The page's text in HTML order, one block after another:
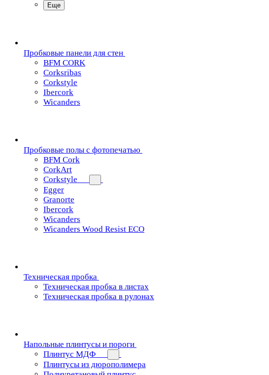
Еще
Пробковые панели для стен
BFM CORK
Corksribas
Corkstyle
Ibercork
Wicanders
Пробковые полы с фотопечатью
BFM Cork
CorkArt
Corkstyle
Egger
Granorte
Ibercork
Wicanders
Wicanders Wood Resist ECO
Техническая пробка
Техническая пробка в листах
Техническая пробка в рулонах
Напольные плинтусы и пороги
Плинтус МДФ
Плинтусы из дюрополимера